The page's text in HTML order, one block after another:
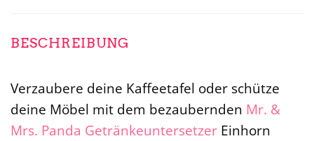
BESCHREIBUNG
Verzaubere deine Kaffeetafel oder schütze
deine Möbel mit dem bezaubernden Mr. &
Mrs. Panda Getränkeuntersetzer Einhorn